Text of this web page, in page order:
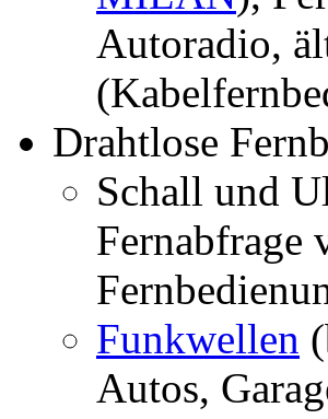
Autoradio,
Drahtlose
Schall und
Fernabfrage
Funkwellen
Autos,